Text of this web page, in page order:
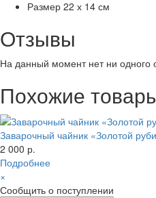
Размер 22 х 14 см
Отзывы
На данный момент нет ни одного
Похожие
Заварочный чайник «Золотой
2 000 р.
Подробнее
×
Сообщить о поступлении